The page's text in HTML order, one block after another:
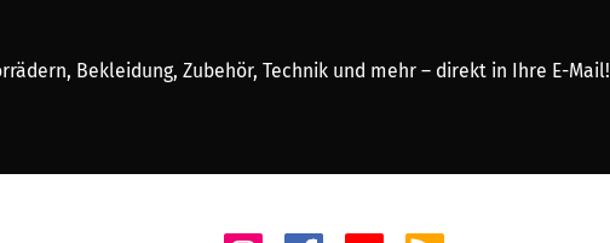
Bekleidung, Zubehör, Technik und mehr – direkt in Ihre E-Mail!